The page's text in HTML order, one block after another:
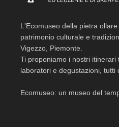
L'Ecomuseo della pietra
patrimonio culturale e
Vigezzo, Piemonte.
Ti proponiamo i nostri itinerari
laboratori e degustazioni, tutti
Ecomuseo: un museo del